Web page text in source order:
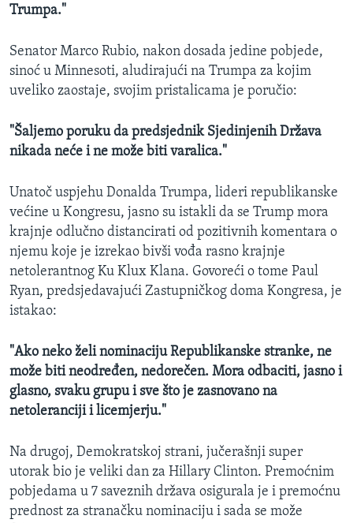
Trumpa."
Senator Marco Rubio, nakon dosada jedine pobjede,
sinoć u Minnesoti, aludirajući na Trumpa za kojim
uveliko zaostaje, svojim pristalicama je poručio:
"Šaljemo poruku da predsjednik Sjedinjenih Država
nikada neće i ne može biti varalica."
Unatoč uspjehu Donalda Trumpa, lideri republikanske
većine u Kongresu, jasno su istakli da se Trump mora
krajnje odlučno distancirati od pozitivnih komentara o
njemu koje je izrekao bivši vođa rasno krajnje
netolerantnog Ku Klux Klana. Govoreći o tome Paul
Ryan, predsjedavajući Zastupničkog doma Kongresa, je
istakao:
"Ako neko želi nominaciju Republikanske stranke, ne
može biti neodređen, nedorečen. Mora odbaciti, jasno i
glasno, svaku grupu i sve što je zasnovano na
netoleranciji i licemjerju."
Na drugoj, Demokratskoj strani, jučerašnji super
utorak bio je veliki dan za Hillary Clinton. Premoćnim
pobjedama u 7 saveznih država osigurala je i premoćnu
prednost za stranačku nominaciju i sada se može